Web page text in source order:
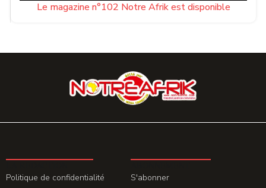
Le magazine n°102 Notre Afrik est disponible
Politique de confidentialité
S'abonner